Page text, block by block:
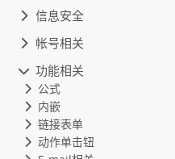
信息安全
帐号相关
功能相关
公式
内嵌
链接表单
动作单击钮